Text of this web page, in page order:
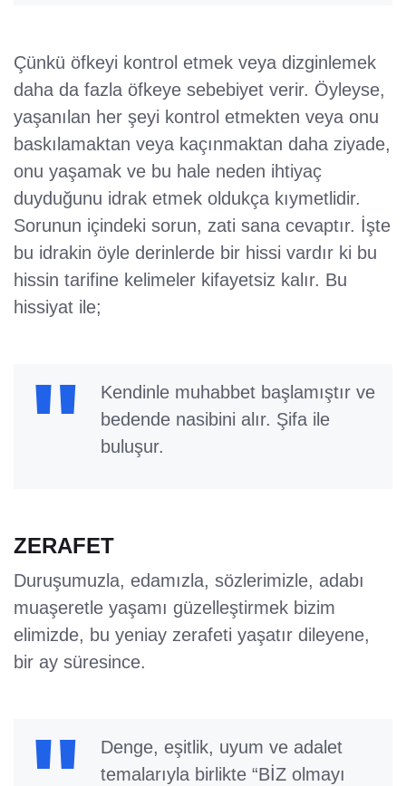
Çünkü öfkeyi kontrol etmek veya dizginlemek
daha da fazla öfkeye sebebiyet verir. Öyleyse,
yaşanılan her şeyi kontrol etmekten veya onu
baskılamaktan veya kaçınmaktan daha ziyade,
onu yaşamak ve bu hale neden ihtiyaç
duyduğunu idrak etmek oldukça kıymetlidir.
Sorunun içindeki sorun, zati sana cevaptır. İşte
bu idrakin öyle derinlerde bir hissi vardır ki bu
hissin tarifine kelimeler kifayetsiz kalır. Bu
hissiyat ile;
Kendinle muhabbet başlamıştır ve
bedende nasibini alır. Şifa ile
buluşur.
ZERAFET
Duruşumuzla, edamızla, sözlerimizle, adabı
muaşeretle yaşamı güzelleştirmek bizim
elimizde, bu yeniay zerafeti yaşatır dileyene,
bir ay süresince.
Denge, eşitlik, uyum ve adalet
temalarıyla birlikte “BİZ olmayı